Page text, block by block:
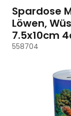
Spardose
Löwen,
7.5x10cm
558704